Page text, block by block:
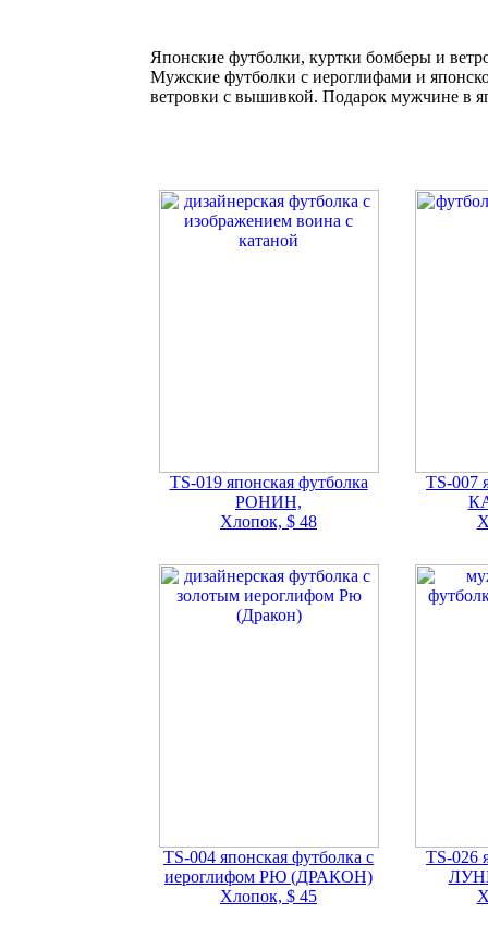
Японские футболки, куртки бомберы и
Мужские футболки с иероглифами и
ветровки с вышивкой. Подарок мужчине в
TS-019 японская футболка
РОНИН,
Хлопок, $ 48
TS-007
TS-004 японская футболка с
иероглифом РЮ (ДРАКОН)
Хлопок, $ 45
TS-026